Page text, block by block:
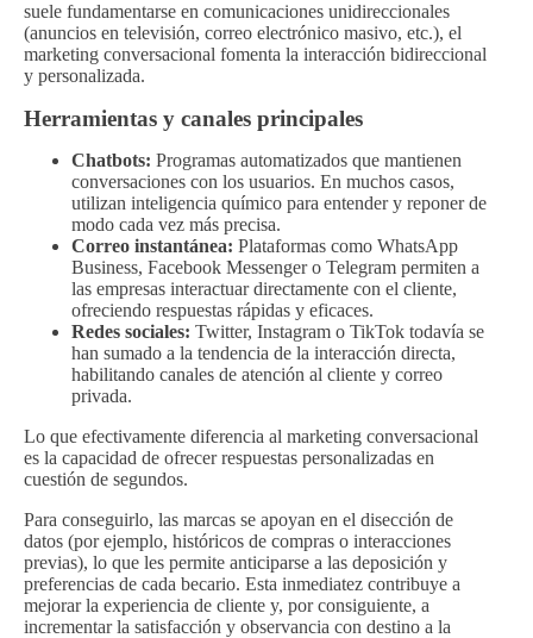
suele fundamentarse en comunicaciones unidireccionales
(anuncios en televisión, correo electrónico masivo, etc.), el
marketing conversacional fomenta la interacción bidireccional
y personalizada.
Herramientas y canales principales
Chatbots: Programas automatizados que mantienen
conversaciones con los usuarios. En muchos casos,
utilizan inteligencia químico para entender y reponer de
modo cada vez más precisa.
Correo instantánea: Plataformas como WhatsApp
Business, Facebook Messenger o Telegram permiten a
las empresas interactuar directamente con el cliente,
ofreciendo respuestas rápidas y eficaces.
Redes sociales: Twitter, Instagram o TikTok todavía se
han sumado a la tendencia de la interacción directa,
habilitando canales de atención al cliente y correo
privada.
Lo que efectivamente diferencia al marketing conversacional
es la capacidad de ofrecer respuestas personalizadas en
cuestión de segundos.
Para conseguirlo, las marcas se apoyan en el disección de
datos (por ejemplo, históricos de compras o interacciones
previas), lo que les permite anticiparse a las deposición y
preferencias de cada becario. Esta inmediatez contribuye a
mejorar la experiencia de cliente y, por consiguiente, a
incrementar la satisfacción y observancia con destino a la